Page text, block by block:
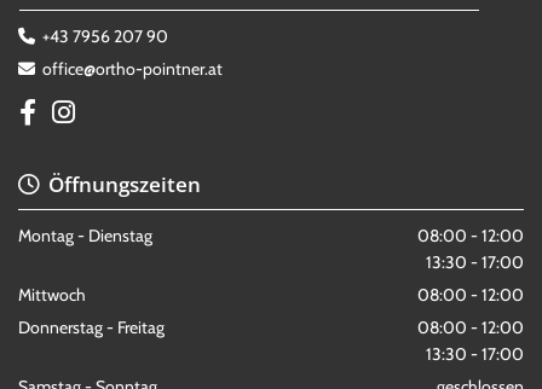
 +43 7956 207 90
 office@ortho-pointner.at
Öffnungszeiten
Montag - Dienstag
08:00 - 12:00
13:30 - 17:00
Mittwoch
08:00 - 12:00
Donnerstag - Freitag
08:00 - 12:00
13:30 - 17:00